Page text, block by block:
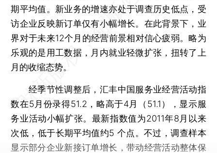
期平均值。新业务的增速亦处于调查历史低点，受
访企业反映新订单仅有小幅增长。在此背景下，业
界对于未来12个月的经营前景相对信心疲弱。略为
乐观的是用工数据，月内就业轻微扩张，扭转了上
月的收缩态势。
经季节性调整后，汇丰中国服务业经营活动指
数在5月份录得51.2，略高于4月（51.1），显示服
务业活动小幅扩张。最新指数值为2011年8月以来
次低，低于长期平均值约5 个点。不过，调查样本
显示部分企业新接订单增长，带动经营活动整体保